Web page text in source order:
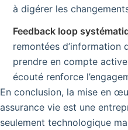
à digérer les
Feedback loop
remontées d’information
prendre en compte
écouté renforce
En conclusion, la mise en
assurance vie est une
seulement technologique